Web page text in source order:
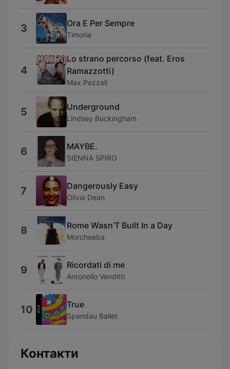
3 Ora E Per Sempre
Timoria
4
Lo strano percorso (feat. Eros
Ramazzotti)
Max Pezzali
5 Underground
Lindsey Buckingham
6 MAYBE.
SIENNA SPIRO
7 Dangerously Easy
Olivia Dean
8 Rome Wasn'T Built In a Day
Morcheeba
9 Ricordati di me
Antonello Venditti
10 True
Spandau Ballet
Контакти